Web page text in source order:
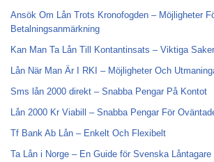
Ansök Om Lån Trots Kronofogden – Möjligheter
Betalningsanmärkning
Kan Man Ta Lån Till Kontantinsats – Viktiga
Lån När Man Är I RKI – Möjligheter Och
Sms lån 2000 direkt – Snabba Pengar På Kontot
Lån 2000 Kr Viabill – Snabba Pengar För
Tf Bank Ab Lån – Enkelt Och Flexibelt
Ta Lån i Norge – En Guide för Svenska Låntagare